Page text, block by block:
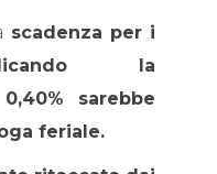
scadenza per i
la
sarebbe
feriale.